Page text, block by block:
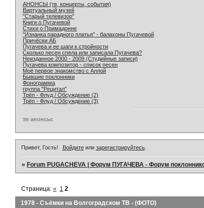
АНОНСЫ (тв, концерты, события)
Виртуальный музей
"Старый телевизор"
Книги о Пугачевой
Стихи о Примадонне
"Изнанка парадного платья" - балахоны Пугачевой
Причёски АБ
Пугачева и ее шаги к стройности
Сколько песен спела или записала Пугачева?
Неизданное 2000 - 2009 (Студийные записи)
Пугачева композитор - список песен
Моё первое знакомство с Аллой
Бывшие поклонники
Фонограмма
группа "Рецитал"
Трёп - Флуд / Обсуждение (2)
Трёп - Флуд / Обсуждение (3)
тв анонсы:
Привет, Гость! Войдитеили зарегистрируйтесь.
»Forum PUGACHEVA | Форум ПУГАЧЕВА - Форум
1978 - Съёмки на Волгоградском ТВ - (ФОТО)
Страница:« 1 2